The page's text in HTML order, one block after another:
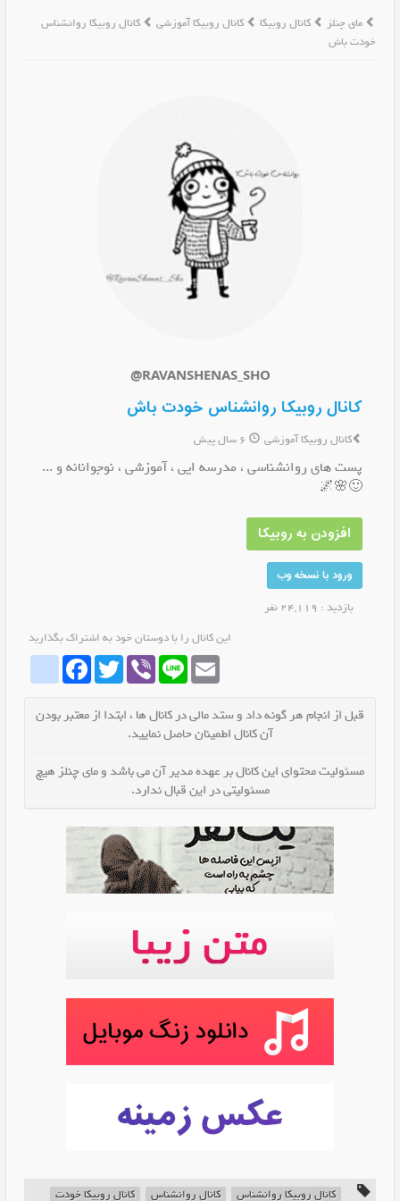
مای چنلز کانال روبیکا کانال روبیکا آموزشی
کانال روبیکا روانشناس
خودت باش
@RAVANSHENAS_SHO
کانال روبیکا روانشناس خودت باش
کانال روبیکا آموزشی
پست های روانشناسی ، مدرسه ایی ، آموزشی ، نوجوانانه و ...
🙂🌸🌌
افزودن به روبیکا
ورود با نسخه وب
بازدید : 24,119 نفر
این کانال را با دوستان خود به اشتراک بگذارید
whatrubikaFacebookTwitter Viber Line Email
قبل از انجام هر گونه داد و ستد مالی در کانال ها ، ابتدا از معتبر بودن
آن کانال اطمینان حاصل نمایید.
مسئولیت محتوای این کانال بر عهده مدیر آن می باشد و مای چنلز هیچ
مسئولیتی در این قبال ندارد.
کانال روبیکا روانشناس کانال روانشناس کانال روبیکا خودت